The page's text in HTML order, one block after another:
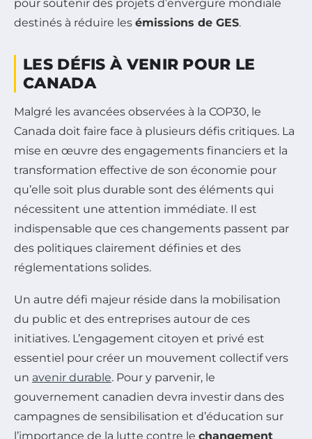
pour soutenir des projets d’envergure mondiale
destinés à réduire les émissions de GES.
LES DÉFIS À VENIR POUR LE
CANADA
Malgré les avancées observées à la COP30, le
Canada doit faire face à plusieurs défis critiques. La
mise en œuvre des engagements financiers et la
transformation effective de son économie pour
qu’elle soit plus durable sont des éléments qui
nécessitent une attention immédiate. Il est
indispensable que ces changements passent par
des politiques clairement définies et des
réglementations solides.
Un autre défi majeur réside dans la mobilisation
du public et des entreprises autour de ces
initiatives. L’engagement citoyen et privé est
essentiel pour créer un mouvement collectif vers
un avenir durable. Pour y parvenir, le
gouvernement canadien devra investir dans des
campagnes de sensibilisation et d’éducation sur
l’importance de la lutte contre le changement